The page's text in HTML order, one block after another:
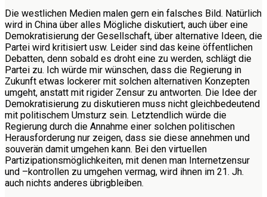
Die westlichen Medien malen gern ein falsches Bild. Natürlich
wird in China über alles Mögliche diskutiert, auch über eine
Demokratisierung der Gesellschaft, über alternative Ideen, die
Partei wird kritisiert usw. Leider sind das keine öffentlichen
Debatten, denn sobald es droht eine zu werden, schlägt die
Partei zu. Ich würde mir wünschen, dass die Regierung in
Zukunft etwas lockerer mit solchen alternativen Konzepten
umgeht, anstatt mit rigider Zensur zu antworten. Die Idee der
Demokratisierung zu diskutieren muss nicht gleichbedeutend
mit politischem Umsturz sein. Letztendlich würde die
Regierung durch die Annahme einer solchen politischen
Herausforderung nur zeigen, dass sie diese annehmen und
souverän damit umgehen kann. Bei den virtuellen
Partizipationsmöglichkeiten, mit denen man Internetzensur
und –kontrollen zu umgehen vermag, wird ihnen im 21. Jh.
auch nichts anderes übrigbleiben.